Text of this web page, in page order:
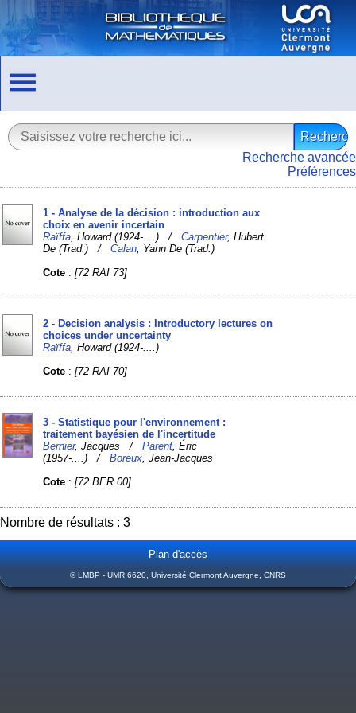
Recherche avancée
Préférences
1 - Analyse de la décision : introduction aux
choix en avenir incertain
Raïffa , Howard (1924-....) /Carpentier, Hubert
De (Trad.) /Calan , Yann De (Trad.)
Cote :[72 RAI 73]
2 - Decision analysis : Introductory lectures on
choices under uncertainty
Raïffa , Howard (1924-....)
Cote :[72 RAI 70]
3 - Statistique pour l'environnement :
traitement bayésien de l'incertitude
Bernier, Jacques /Parent , Éric
(1957-....) /Boreux , Jean-Jacques
Cote :[72 BER 00]
Nombre de résultats : 3
Plan d'accès
© LMBP - UMR 6620, Université Clermont Auvergne, CNRS